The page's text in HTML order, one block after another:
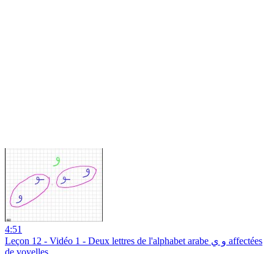
4:51
Leçon 12 - Vidéo 1 - Deux lettres de l'alphabet arabe و ي affectées